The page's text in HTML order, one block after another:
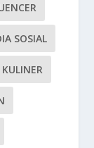
SOSIAL
KULINER